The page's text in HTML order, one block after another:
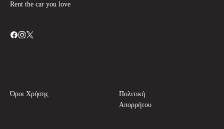
Rent the car you love
Όροι Χρήσης
Πολιτική
Απορρήτου